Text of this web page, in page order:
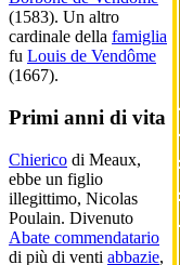
(1583). Un altro
cardinale della famiglia
fu Louis de Vendôme
(1667).
Primi anni di vita
Chierico di Meaux,
ebbe un figlio
illegittimo, Nicolas
Poulain. Divenuto
Abate commendatario
di più di venti abbazie,